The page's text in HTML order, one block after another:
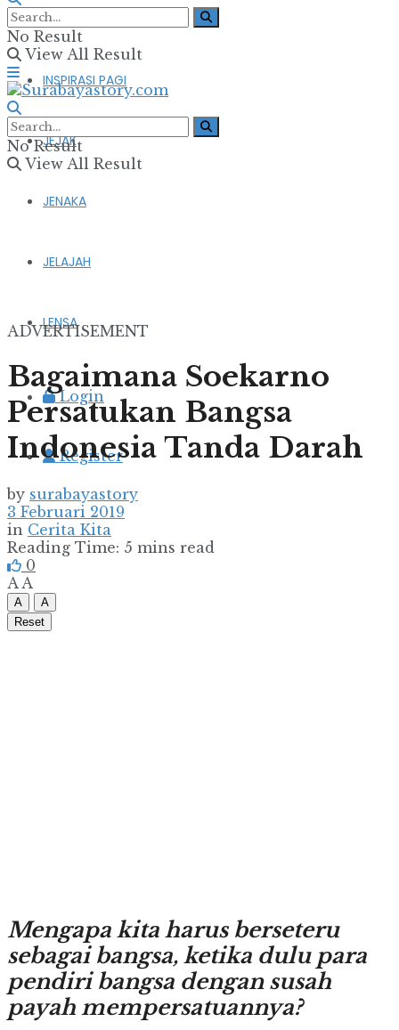
FIKSI & PUISI
INSPIRASI PAGI
JEJAK
JENAKA
JELAJAH
LENSA
Login
Register
No Result
View All Result
No Result
View All Result
ADVERTISEMENT
Bagaimana Soekarno
Persatukan Bangsa
Indonesia Tanda Darah
by surabayastory
3 Februari 2019
in Cerita Kita
Reading Time: 5 mins read
0
A A
A
A
Reset
Mengapa kita harus berseteru
sebagai bangsa, ketika dulu para
pendiri bangsa dengan susah
payah mempersatuannya?